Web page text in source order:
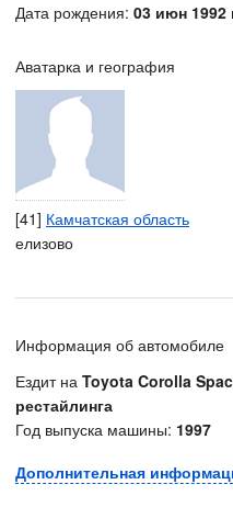
Дата рождения: 03 июн 1992
Аватарка и география
[41] Камчатская область
елизово
Информация об автомобиле
Ездит на Toyota Corolla
рестайлинга
Год выпуска машины: 1997
Дополнительная